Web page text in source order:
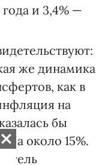
и 3,4% —
же динамика
как в
на
бы
а около 15%.